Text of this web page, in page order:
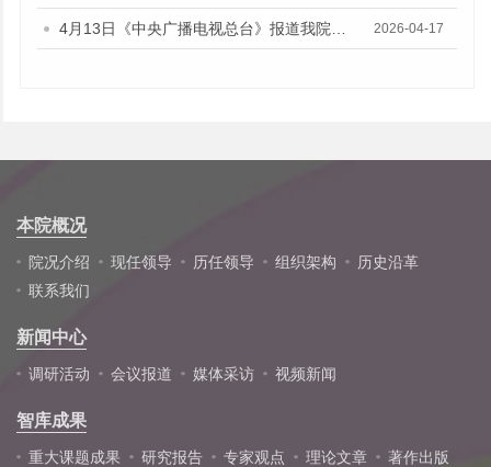
2026-04-17
本院概况
院况介绍 现任领导 历任领导 组织架构
历史沿革
联系我们
新闻中心
调研活动 会议报道 媒体采访 视频新闻
智库成果
重大课题成果 研究报告 专家观点 理论文章
著作出版